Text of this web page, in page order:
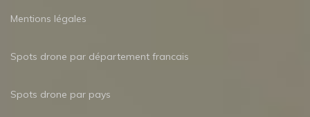
Mentions légales
Spots drone par département francais
Spots drone par pays